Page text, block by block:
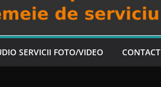
SERVICII FOTO/VIDEO CONTACT